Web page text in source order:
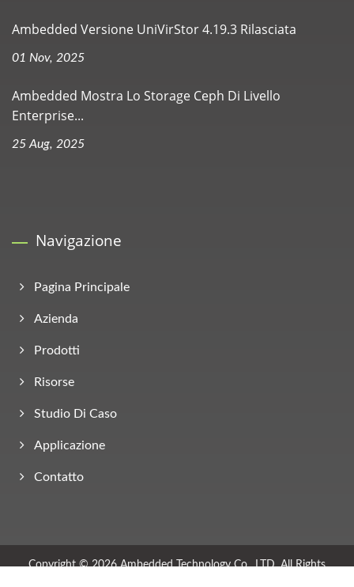
Ambedded Versione UniVirStor 4.19.3 Rilasciata
01 Nov, 2025
Ambedded Mostra Lo Storage Ceph Di Livello
Enterprise...
25 Aug, 2025
Navigazione
Pagina Principale
Azienda
Prodotti
Risorse
Studio Di Caso
Applicazione
Contatto
Copyright © 2026Ambedded Technology Co., LTD.All Rights